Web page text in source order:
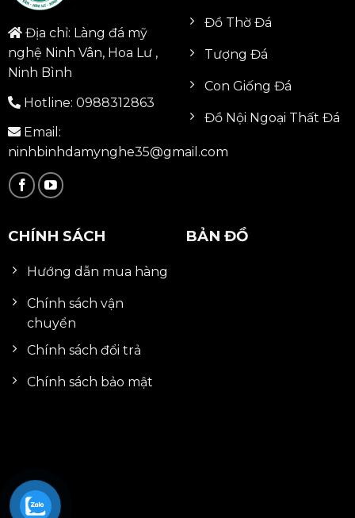
Địa chỉ: Làng đá mỹ
nghệ Ninh Vân, Hoa Lư ,
Ninh Bình
Hotline: 0988312863
Email:
ninhbinhdamynghe35@gmail.com
Đồ Thờ Đá
Tượng Đá
Con Giống Đá
Đồ Nội Ngoại Thất Đá
CHÍNH SÁCH
Hướng dẫn mua hàng
Chính sách vận
chuyển
Chính sách đổi trả
Chính sách bảo mật
BẢN ĐỒ